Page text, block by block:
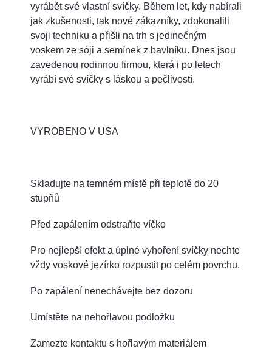
vyrábět své vlastní svíčky. Během let, kdy nabírali
jak zkušenosti, tak nové zákazníky, zdokonalili
svoji techniku a přišli na trh s jedinečným
voskem ze sóji a semínek z bavlníku. Dnes jsou
zavedenou rodinnou firmou, která i po letech
vyrábí své svíčky s láskou a pečlivostí.
VYROBENO V USA
Skladujte na temném místě při teplotě do 20
stupňů
Před zapálením odstraňte víčko
Pro nejlepší efekt a úplné vyhoření svíčky nechte
vždy voskové jezírko rozpustit po celém povrchu.
Po zapálení nenechávejte bez dozoru
Umístěte na nehořlavou podložku
Zamezte kontaktu s hořlavým materiálem